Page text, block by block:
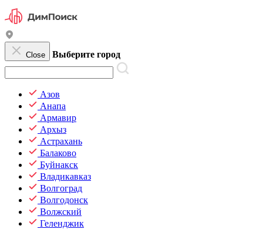
Close Выберите город
Азов
Анапа
Армавир
Архыз
Астрахань
Балаково
Буйнакск
Владикавказ
Волгоград
Волгодонск
Волжский
Геленджик